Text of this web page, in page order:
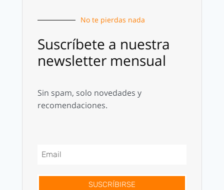
No te pierdas nada
Suscríbete a nuestra
newsletter mensual
Sin spam, solo novedades y
recomendaciones.
SUSCRÍBIRSE